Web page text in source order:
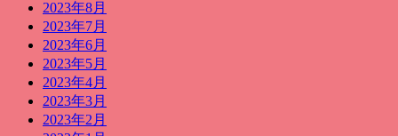
2023年8月
2023年7月
2023年6月
2023年5月
2023年4月
2023年3月
2023年2月